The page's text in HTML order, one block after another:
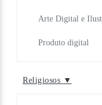
Arte Digital e
Produto digital
Religiosos ▼